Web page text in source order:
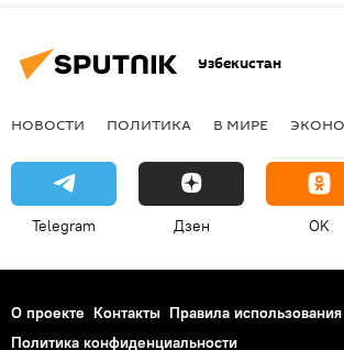
Узбекистан
НОВОСТИ ПОЛИТИКА В МИРЕ
Telegram Дзен OK
О проекте Контакты Правила использования
Политика конфиденциальности